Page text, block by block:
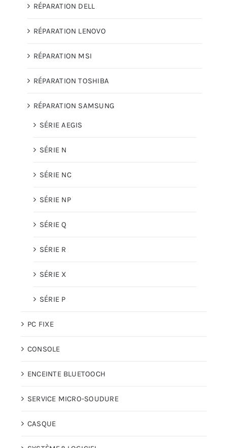
RÉPARATION DELL
RÉPARATION LENOVO
RÉPARATION MSI
RÉPARATION TOSHIBA
RÉPARATION SAMSUNG
SÉRIE AEGIS
SÉRIE N
SÉRIE NC
SÉRIE NP
SÉRIE Q
SÉRIE R
SÉRIE X
SÉRIE P
PC FIXE
CONSOLE
ENCEINTE BLUETOOCH
SERVICE MICRO-SOUDURE
CASQUE